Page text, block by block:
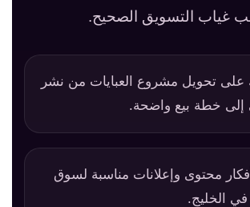
غياب التسويق الصحيح.
تحويل مشروع العبايات من نشر
خطة بيع واضحة.
محتوى وإعلانات مناسبة لسوق
في الخليج.